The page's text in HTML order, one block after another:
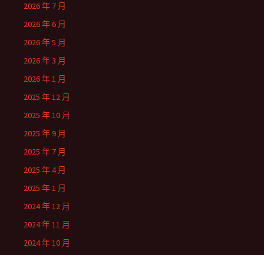
2026 年 7 月
2026 年 6 月
2026 年 5 月
2026 年 3 月
2026 年 1 月
2025 年 12 月
2025 年 10 月
2025 年 9 月
2025 年 7 月
2025 年 4 月
2025 年 1 月
2024 年 12 月
2024 年 11 月
2024 年 10 月